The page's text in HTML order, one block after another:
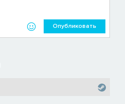
Опубликовать